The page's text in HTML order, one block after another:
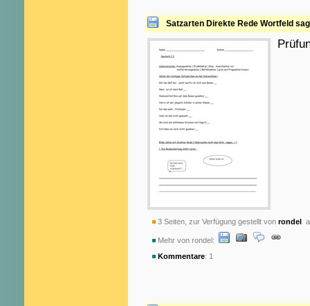
Satzarten Direkte Rede Wortfeld
3 Seiten, zur Verfügung gestellt von rondel
Mehr von rondel:
Kommentare: 1